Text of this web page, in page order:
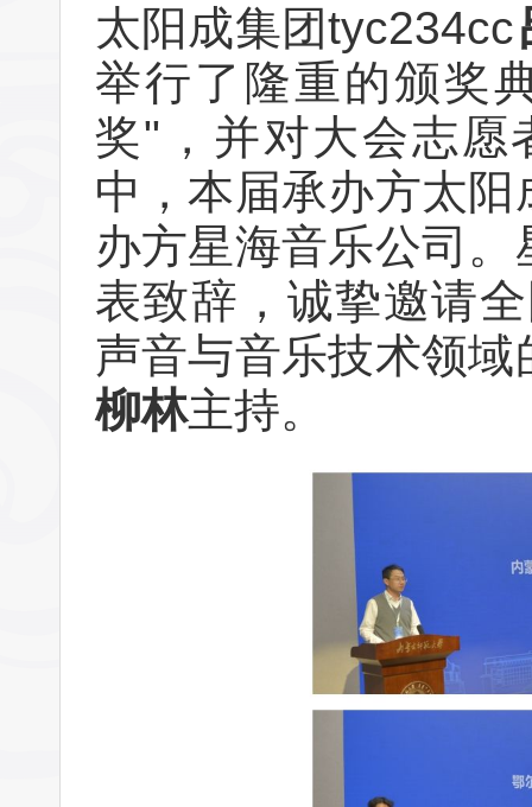
太阳成集团tyc234cc
举行了隆重的颁奖
奖"，并对大会志愿
中，本届承办方太
办方星海音乐公司
表致辞，诚挚邀请
声音与音乐技术领
柳林主持。